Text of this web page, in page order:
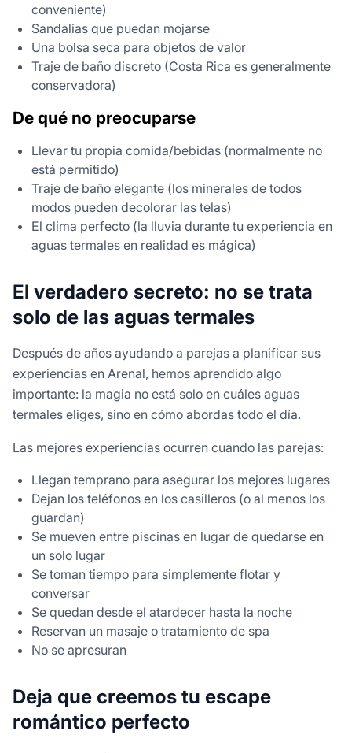
conveniente)
Sandalias que puedan mojarse
Una bolsa seca para objetos de valor
Traje de baño discreto (Costa Rica es generalmente
conservadora)
De qué no preocuparse
Llevar tu propia comida/bebidas (normalmente no
está permitido)
Traje de baño elegante (los minerales de todos
modos pueden decolorar las telas)
El clima perfecto (la lluvia durante tu experiencia en
aguas termales en realidad es mágica)
El verdadero secreto: no se trata
solo de las aguas termales
Después de años ayudando a parejas a planificar sus
experiencias en Arenal, hemos aprendido algo
importante: la magia no está solo en cuáles aguas
termales eliges, sino en cómo abordas todo el día.
Las mejores experiencias ocurren cuando las parejas:
Llegan temprano para asegurar los mejores lugares
Dejan los teléfonos en los casilleros (o al menos los
guardan)
Se mueven entre piscinas en lugar de quedarse en
un solo lugar
Se toman tiempo para simplemente flotar y
conversar
Se quedan desde el atardecer hasta la noche
Reservan un masaje o tratamiento de spa
No se apresuran
Deja que creemos tu escape
romántico perfecto